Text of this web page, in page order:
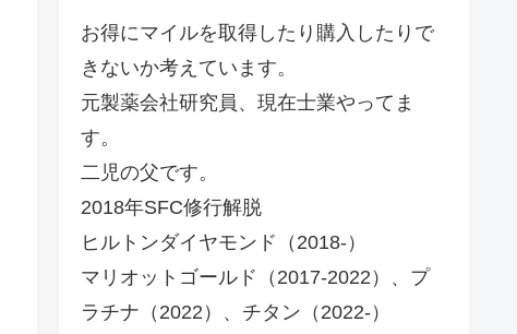
お得にマイルを取得したり購入したりで
きないか考えています。
元製薬会社研究員、現在士業やってま
す。
二児の父です。
2018年SFC修行解脱
ヒルトンダイヤモンド（2018-）
マリオットゴールド（2017-2022）、プ
ラチナ（2022）、チタン（2022-）